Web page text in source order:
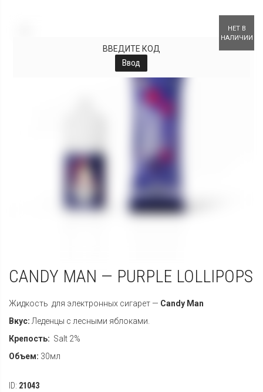
НЕТ В
НАЛИЧИИ
ВВЕДИТЕ КОД
Ввод
CANDY MAN — PURPLE LOLLIPOPS
Жидкость для электронных сигарет — Candy Man
Вкус: Леденцы с лесными яблоками.
Крепость: Salt 2%
Объем: 30мл
ID: 21043